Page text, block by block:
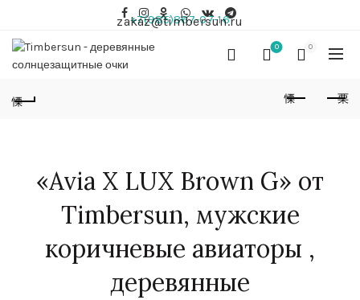
+7(985)867-07-16
zakaz@timbersun.ru
0 0
«Avia X LUX Brown G» от
Timbersun, мужские
коричневые авиаторы ,
деревянные